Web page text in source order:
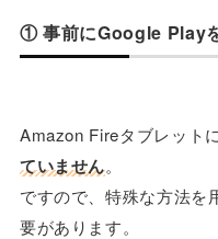
① 事前にGoogle Play
Amazon Fireタブレット
ていません。
ですので、特殊な方法を
要があります。